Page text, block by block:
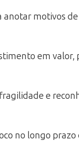
anotar motivos de
em valor,
e
no longo prazo